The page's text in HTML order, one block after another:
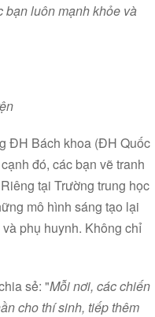
bạn luôn mạnh khỏe và
ĐH Bách khoa (ĐH Quốc
đó, các bạn vẽ tranh
tại Trường trung học
mô hình sáng tạo lại
phụ huynh. Không chỉ
sẻ: "Mỗi nơi, các chiến
cho thí sinh, tiếp thêm